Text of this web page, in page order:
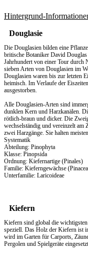
Hintergrund-
Douglasie
Die Douglasien bilden eine
britische Botaniker David Douglas
Jahrhundert von einer Tour durch
sieben Arten von Douglasien im
Douglasien waren bis zur letzten
heimisch. Im Verlaufe der
ausgestorben.
Alle Douglasien-Arten sind
dunklen Kern und Harzkanälen.
rötlich-braun und dicker. Die
wechselständig und vereinzelt am
zwei Harzgänge. Sie halten
Systematik
Abteilung: Pinophyta
Klasse: Pinopsida
Ordnung: Kiefernartige (Pinales)
Familie: Kieferngewächse
Unterfamilie: Laricoideae
Kiefern
Kiefern sind global die
speziell. Das Holz der Kiefern ist
wird im Garten für Carports,
Pergolen und Spielgeräte